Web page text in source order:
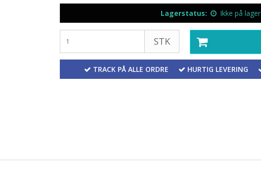
Lagerstatus: Ikke på lager
STK
TRACK PÅ ALLE ORDRE HURTIG LEVERING